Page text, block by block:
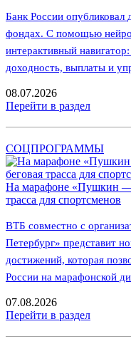
Банк России
фондах. С помощью
интерактивный
доходность, выплаты и
08.07.2026
Перейти в раздел
СОЦПРОГРАММЫ
На марафоне «Пушкин —
трасса для спортсменов
ВТБ совместно с
Петербург» представит
достижений, которая
России на марафонской
07.08.2026
Перейти в раздел